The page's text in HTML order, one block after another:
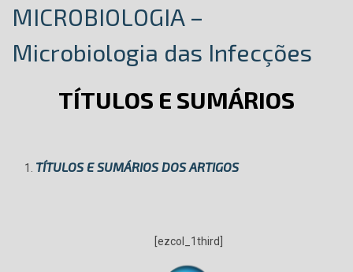
MICROBIOLOGIA –
Microbiologia das Infecções
TÍTULOS E SUMÁRIOS
TÍTULOS E SUMÁRIOS DOS ARTIGOS
[ezcol_1third]